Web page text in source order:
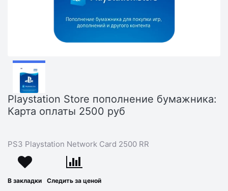
Playstation Store пополнение бумажника:
Карта оплаты 2500 руб
PS3 Playstation Network Card 2500 RR
В закладки Следить за ценой